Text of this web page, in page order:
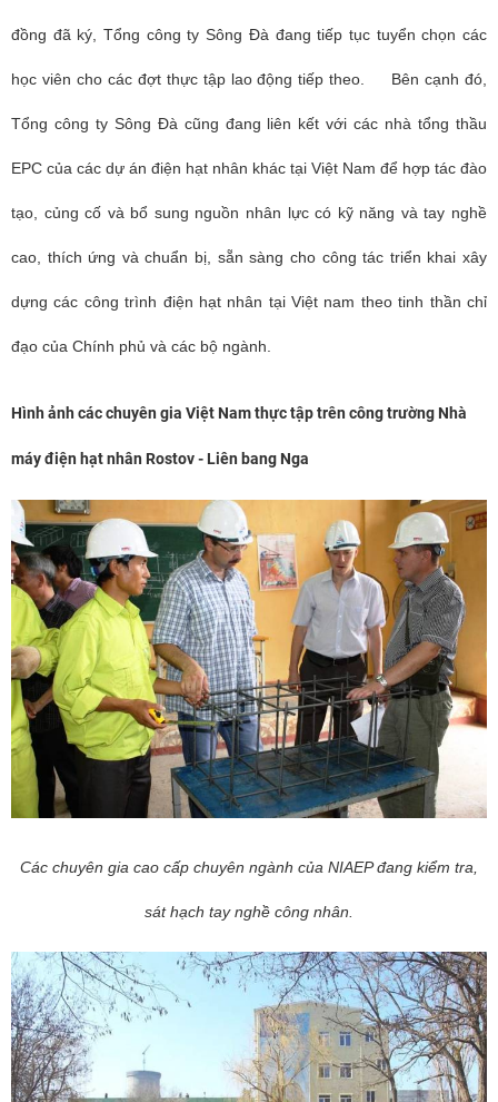
đồng đã ký, Tổng công ty Sông Đà đang tiếp tục tuyển chọn các
học viên cho các đợt thực tập lao động tiếp theo. Bên cạnh đó,
Tổng công ty Sông Đà cũng đang liên kết với các nhà tổng thầu
EPC của các dự án điện hạt nhân khác tại Việt Nam để hợp tác đào
tạo, củng cố và bổ sung nguồn nhân lực có kỹ năng và tay nghề
cao, thích ứng và chuẩn bị, sẵn sàng cho công tác triển khai xây
dựng các công trình điện hạt nhân tại Việt nam theo tinh thần chỉ
đạo của Chính phủ và các bộ ngành.
Hình ảnh các chuyên gia Việt Nam thực tập trên công trường Nhà
máy điện hạt nhân Rostov - Liên bang Nga
Các chuyên gia cao cấp chuyên ngành của NIAEP đang kiểm tra,
sát hạch tay nghề công nhân.